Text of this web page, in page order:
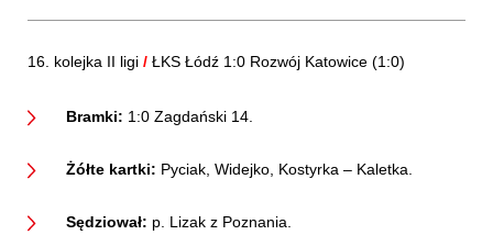
16. kolejka II ligi / ŁKS Łódź 1:0 Rozwój Katowice (1:0)
Bramki: 1:0 Zagdański 14.
Żółte kartki: Pyciak, Widejko, Kostyrka – Kaletka.
Sędziował: p. Lizak z Poznania.